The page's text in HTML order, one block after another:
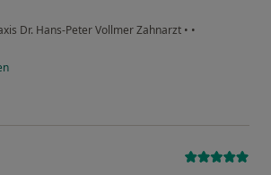
Dr. Hans-Peter Vollmer Zahnarzt • •